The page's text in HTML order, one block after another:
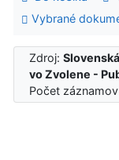
Vybrané
Zdroj:
vo Zvolene -
Počet